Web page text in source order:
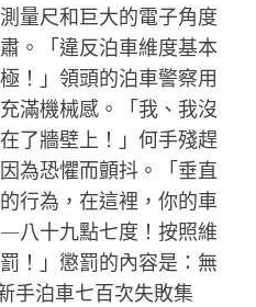
量尺和巨大的電子角度
。「違反泊車維度基本
！」領頭的泊車警察用
滿機械感。「我、我沒
了牆壁上！」何手殘趕
為恐懼而顫抖。「垂直
行為，在這裡，你的車
八十九點七度！按照維
！」懲罰的內容是：無
手泊車七百次失敗集